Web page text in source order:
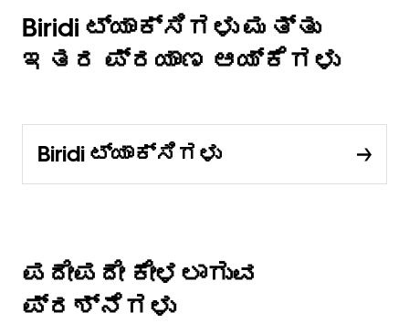
Biridi ಟ್ಯಾಕ್ಸಿಗಳು ಮತ್ತು
ಇತರ ಪ್ರಯಾಣ ಆಯ್ಕೆಗಳು
Biridi ಟ್ಯಾಕ್ಸಿಗಳು
ಪದೇಪದೇ ಕೇಳಲಾಗುವ
ಪ್ರಶ್ನೆಗಳು